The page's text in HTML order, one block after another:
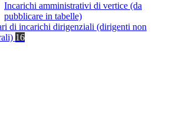
Incarichi amministrativi di vertice (da
pubblicare in tabelle)
di incarichi dirigenziali (dirigenti non
16